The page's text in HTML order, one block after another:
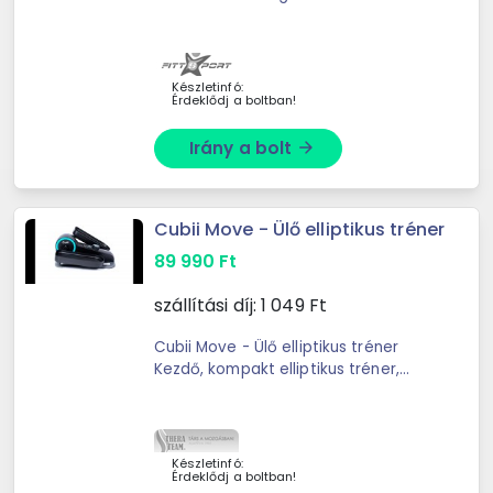
Garancia: 36 ...
Készletinfó:
Érdeklődj a boltban!
Irány a bolt arrow_forward
Cubii Move - Ülő elliptikus tréner
89 990 Ft
szállítási díj: 1 049Ft
Cubii Move - Ülő elliptikus tréner
Kezdő, kompakt elliptikus tréner,
egészséghez vezető úton. Alacsony
... Készletinfó:
Érdeklődj a boltban!